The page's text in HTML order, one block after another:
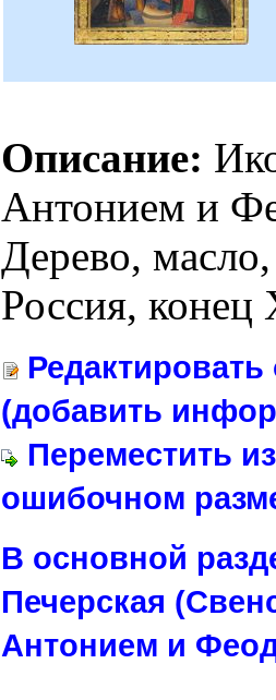
Описание:
Антонием и
Дерево,
Россия, конец
(добавить
Переместить
ошибочном
В основной
Печерская
Антонием и